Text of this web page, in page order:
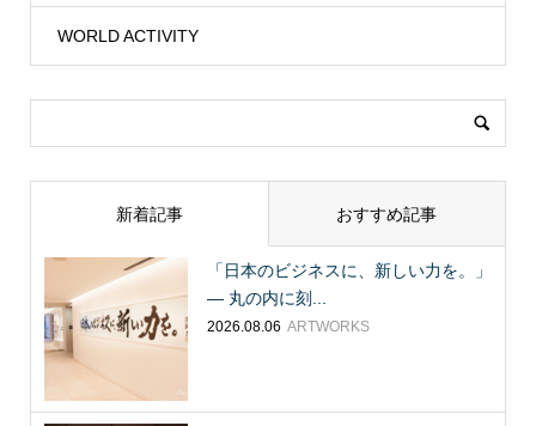
WORLD ACTIVITY
新着記事 おすすめ記事
「日本のビジネスに、新しい力を。」
― 丸の内に刻...
2026.08.06 ARTWORKS